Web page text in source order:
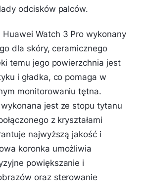
odcisków palców.
Watch 3 Pro wykonany
dla skóry, ceramicznego
temu jego powierzchnia jest
i gładka, co pomaga w
monitorowaniu tętna.
jest ze stopu tytanu
z kryształami
najwyższą jakość i
koronka umożliwia
powiększanie i
oraz sterowanie